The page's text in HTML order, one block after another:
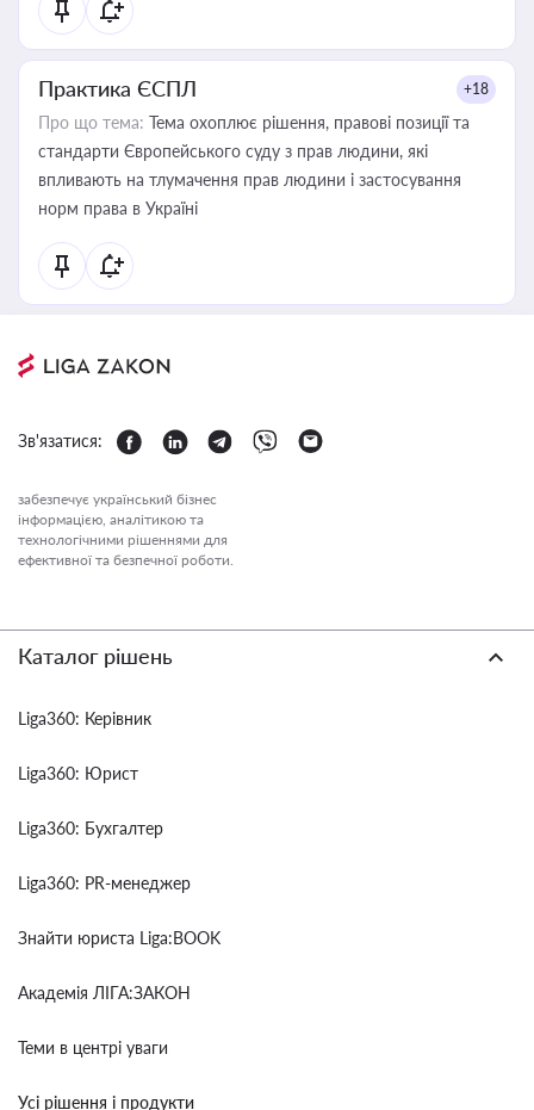
Практика ЄСПЛ +18
Про що тема: Тема охоплює рішення, правові позиції та
стандарти Європейського суду з прав людини, які
впливають на тлумачення прав людини і застосування
норм права в Україні
Зв'язатися:
забезпечує український бізнес
інформацією, аналітикою та
технологічними рішеннями для
ефективної та безпечної роботи.
Каталог рішень
Liga360: Керівник
Liga360: Юрист
Liga360: Бухгалтер
Liga360: PR-менеджер
Знайти юриста Liga:BOOK
Академія ЛІГА:ЗАКОН
Теми в центрі уваги
Усі рішення і продукти